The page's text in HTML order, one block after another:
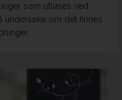
som utløses ved
undersøke om det finnes